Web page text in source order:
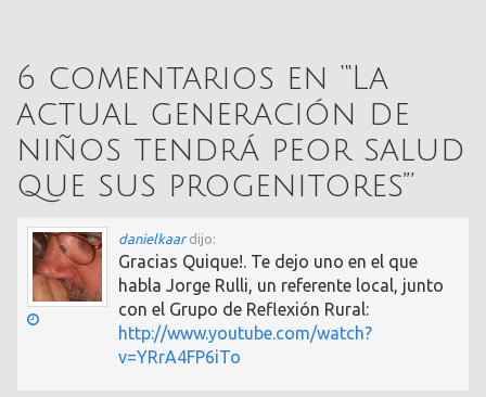
6 comentarios en “‘La
actual generación de
niños tendrá peor salud
que sus progenitores’”
danielkaar dijo:
Gracias Quique!. Te dejo uno en el que
habla Jorge Rulli, un referente local, junto
con el Grupo de Reflexión Rural:
http://www.youtube.com/watch?
v=YRrA4FP6iTo